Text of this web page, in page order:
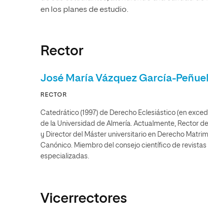
Humanidades
Ciencias Sociales
Escuela de Humanidades
en los planes de estudio.
Rector
José María Vázquez García-
RECTOR
Catedrático (1997) de Derecho Eclesiástico (en
de la Universidad de Almería. Actualmente, Rector
y Director del Máster universitario en Derecho
Canónico. Miembro del consejo científico de revistas
especializadas.
Vicerrectores